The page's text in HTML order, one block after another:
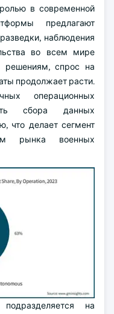
в современной
предлагают
наблюдения
во всем мире
решениям, спрос на
продолжает расти.
операционных
сбора данных
что делает сегмент
рынка военных
на